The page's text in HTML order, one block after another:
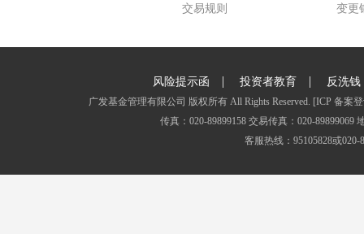
交易规则 变更
风险提示函 | 投资者教育 | 反洗钱
广发基金管理有限公司 版权所有 All Rights Reserved. [ICP 备案
传真：020-89899158 交易传真：020-
客服热线：95105828或020-